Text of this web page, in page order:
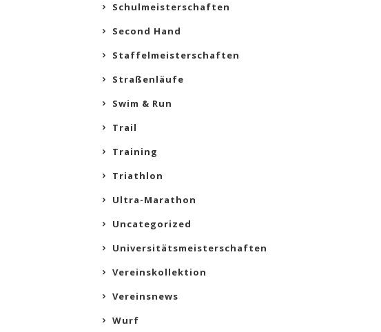
Schulmeisterschaften
Second Hand
Staffelmeisterschaften
Straßenläufe
Swim & Run
Trail
Training
Triathlon
Ultra-Marathon
Uncategorized
Universitätsmeisterschaften
Vereinskollektion
Vereinsnews
Wurf